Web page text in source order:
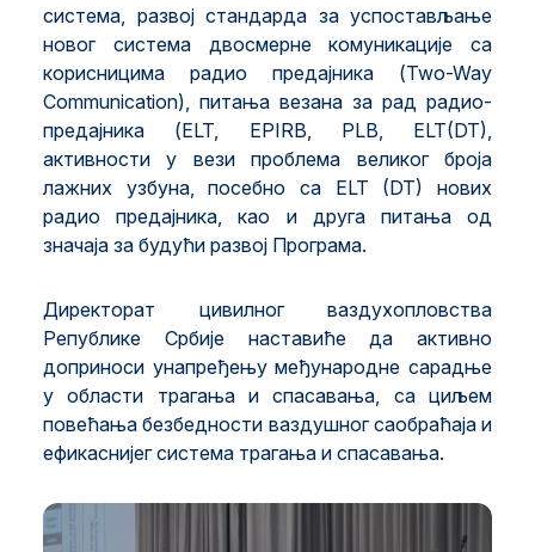
система, развој стандарда за успостављање
новог система двосмерне комуникације са
корисницима радио предајника (Two-Way
Communication), питања везана за рад радио-
предајника (ELT, EPIRB, PLB, ELT(DT),
активности у вези проблема великог броја
лажних узбуна, посебно са ELT (DT) нових
радио предајника, као и друга питања од
значаја за будући развој Програма.
Директорат цивилног ваздухопловства
Републике Србије наставиће да активно
доприноси унапређењу међународне сарадње
у области трагања и спасавања, са циљем
повећања безбедности ваздушног саобраћаја и
ефикаснијег система трагања и спасавања.